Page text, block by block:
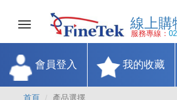
Toggle
navigation
服
我的收藏
會員登入
首頁 產品選擇